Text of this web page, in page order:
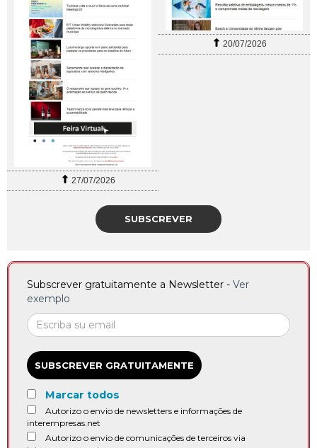
27/07/2026
20/07/2026
SUBSCREVER
Subscrever gratuitamente a Newsletter - Ver
exemplo
SUBSCREVER GRATUITAMENTE
Marcar todos
Autorizo o envio de newsletters e informações de
interempresas.net
Autorizo o envio de comunicações de terceiros via